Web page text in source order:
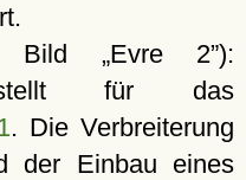
Bild
Evre 2 ):
für das
. Die Verbreiterung
der Einbau eines